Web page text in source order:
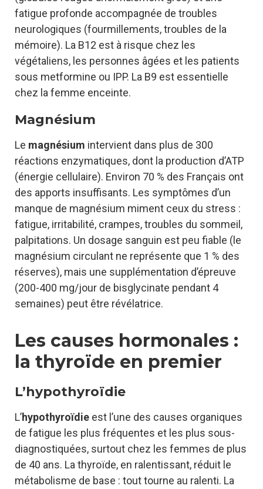
fatigue profonde accompagnée de troubles
neurologiques (fourmillements, troubles de la
mémoire). La B12 est à risque chez les
végétaliens, les personnes âgées et les patients
sous metformine ou IPP. La B9 est essentielle
chez la femme enceinte.
Magnésium
Le magnésium intervient dans plus de 300
réactions enzymatiques, dont la production d’ATP
(énergie cellulaire). Environ 70 % des Français ont
des apports insuffisants. Les symptômes d’un
manque de magnésium miment ceux du stress :
fatigue, irritabilité, crampes, troubles du sommeil,
palpitations. Un dosage sanguin est peu fiable (le
magnésium circulant ne représente que 1 % des
réserves), mais une supplémentation d’épreuve
(200-400 mg/jour de bisglycinate pendant 4
semaines) peut être révélatrice.
Les causes hormonales :
la thyroïde en premier
L’hypothyroïdie
L’hypothyroïdie est l’une des causes organiques
de fatigue les plus fréquentes et les plus sous-
diagnostiquées, surtout chez les femmes de plus
de 40 ans. La thyroïde, en ralentissant, réduit le
métabolisme de base : tout tourne au ralenti. La